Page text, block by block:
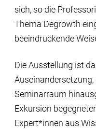
sich, so die
Thema Degrowth
beeindruckende
Die Ausstellung ist
Seminarraum
Exkursion
Expert*innen aus